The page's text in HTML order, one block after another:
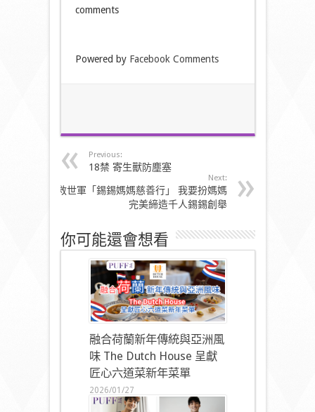
comments
Powered by Facebook Comments
Previous:
18禁 寄生獸防塵塞
Next:
救世軍「錫錫媽媽慈善行」 我要扮媽媽
完美締造千人錫錫創舉
你可能還會想看
融合荷蘭新年傳統與亞洲風
味 The Dutch House 呈獻
匠心六道菜新年菜單
2026/01/27